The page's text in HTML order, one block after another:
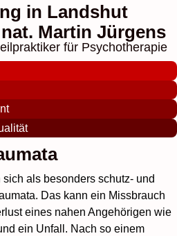
in Landshut
Martin Jürgens
für Psychotherapie
als besonders schutz- und
Das kann ein Missbrauch
eines nahen Angehörigen wie
ein Unfall. Nach so einem